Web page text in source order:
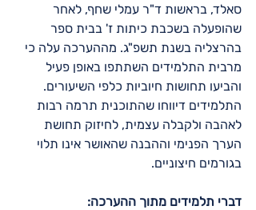
סאלד, בראשות ד"ר עמלי שחף, לאחר
שהופעלה בשכבת כיתות ז' בבית ספר
בהרצליה בשנת תשפ"ג. מההערכה עלה כי
מרבית התלמידים השתתפו באופן פעיל
והביעו תחושות חיוביות כלפי השיעורים.
התלמידים דיווחו שהתוכנית תרמה רבות
לאהבה ולקבלה עצמית, לחיזוק תחושת
הערך הפנימי וההבנה שהאושר אינו תלוי
בגורמים חיצוניים.
דברי תלמידים מתוך ההערכה: